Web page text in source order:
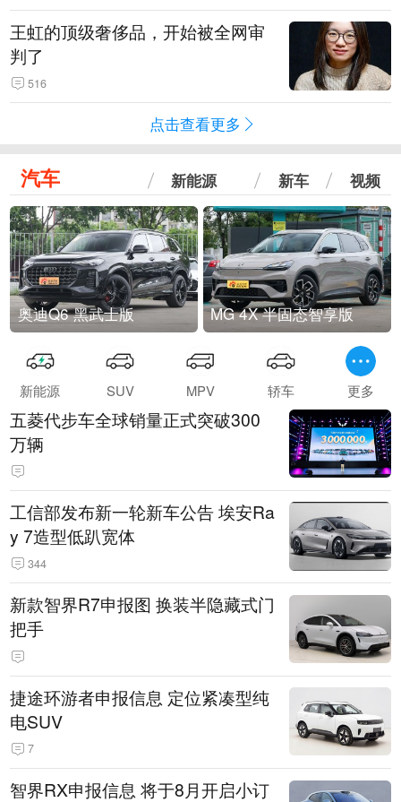
王虹的顶级奢侈品，开始被全网审
判了
516
点击查看更多
汽车 新能源 新车 视频
奥迪Q6 黑武士版 MG 4X 半固态智享版
新能源 SUV MPV 轿车 更多
五菱代步车全球销量正式突破300
万辆
工信部发布新一轮新车公告 埃安Ra
y 7造型低趴宽体
344
新款智界R7申报图 换装半隐藏式门
把手
捷途环游者申报信息 定位紧凑型纯
电SUV
7
智界RX申报信息 将于8月开启小订